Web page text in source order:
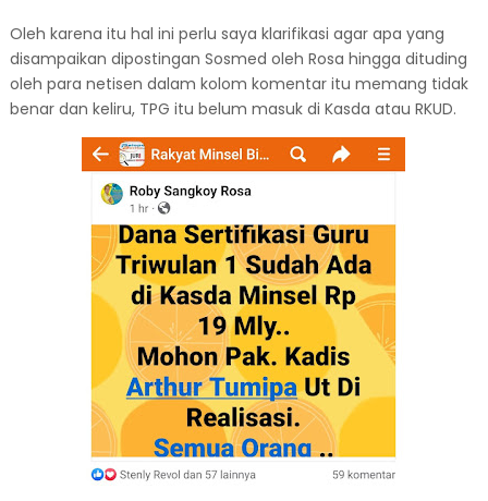
Oleh karena itu hal ini perlu saya klarifikasi agar apa yang
disampaikan dipostingan Sosmed oleh Rosa hingga dituding
oleh para netisen dalam kolom komentar itu memang tidak
benar dan keliru, TPG itu belum masuk di Kasda atau RKUD.